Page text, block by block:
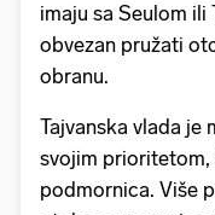
imaju sa Seulom ili
obvezan pružati
obranu.
Tajvanska vlada je
svojim prioritetom,
podmornica. Više